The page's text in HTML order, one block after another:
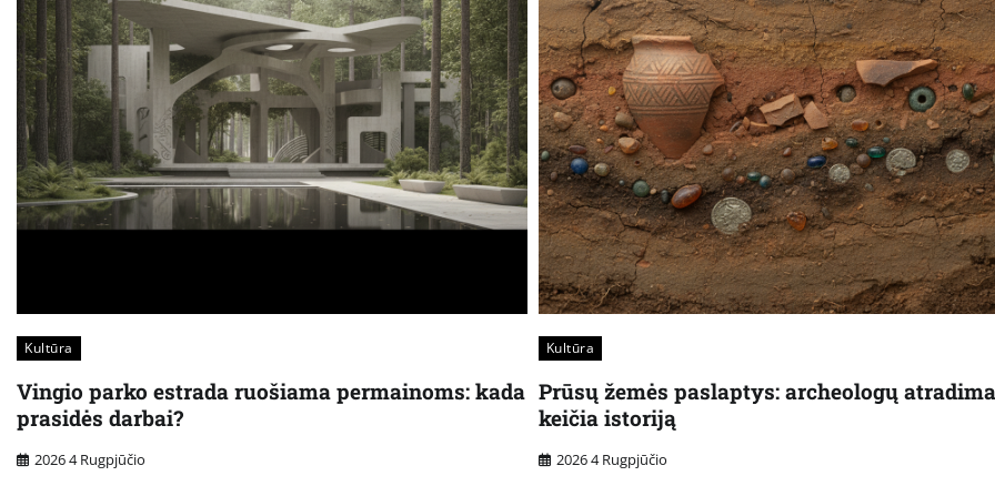
Kultūra
Vingio parko estrada ruošiama permainoms: kada
prasidės darbai?
2026 4 Rugpjūčio
Kultūra
Prūsų žemės paslaptys: archeologų
keičia istoriją
2026 4 Rugpjūčio